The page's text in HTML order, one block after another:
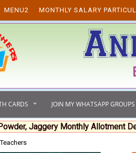
MENU2 MONTHLY SALARY
CARDS JOIN MY WHATSAPP GROUPS
Jaggery Monthly Allotment